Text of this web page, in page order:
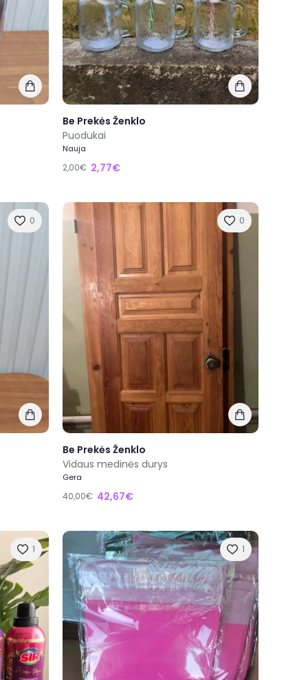
Be Prekės Ženklo
Puodukai
Nauja
2,00€ 2,77€
0 0
Be Prekės Ženklo
Vidaus medinės durys
Gera
40,00€ 42,67€
1 1